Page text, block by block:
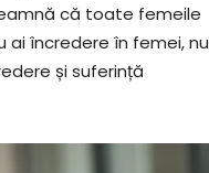
că toate femeile
ai încredere în femei, nu
și suferință